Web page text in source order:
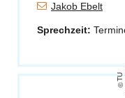
Jakob Ebelt
Sprechzeit:
T
U
Il
m
e
n
u
A
n
Li
F
o
t
o
g
r
a
fi